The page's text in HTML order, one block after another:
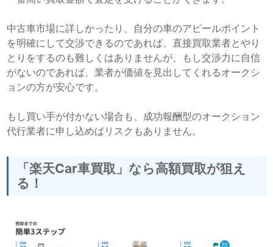
中古車市場に詳しかったり、自分の車のアピールポイント
を明確にして交渉できるのであれば、直接買取業者とやり
とりをするのも難しくはありませんが、もし交渉力に自信
がないのであれば、業者が価値を見出してくれるオークシ
ョンの方が安心です。
もし買い手が付かない場合も、成功報酬型のオークション
代行業者に申し込めばリスクもありません。
「楽天Car車買取」なら高額買取が狙え
る！